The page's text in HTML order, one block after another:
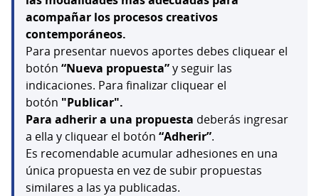
acompañar los procesos creativos
contemporáneos.
Para presentar nuevos aportes debes cliquear el
botón “Nueva propuesta”y seguir las
indicaciones. Para finalizar cliquear el
botón "Publicar".
Para adherir a una propuesta deberás ingresar
a ella y cliquear el botón “Adherir”.
Es recomendable acumular adhesiones en una
única propuesta en vez de subir propuestas
similares a las ya publicadas.